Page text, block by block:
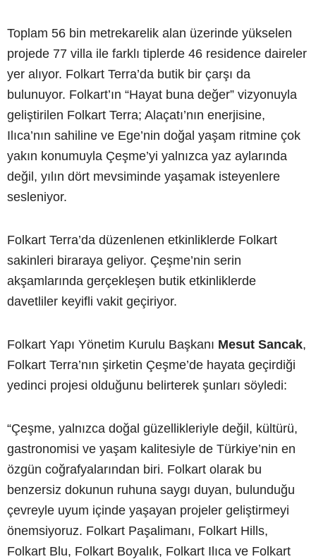
Toplam 56 bin metrekarelik alan üzerinde yükselen
projede 77 villa ile farklı tiplerde 46 residence daireler
yer alıyor. Folkart Terra’da butik bir çarşı da
bulunuyor. Folkart’ın “Hayat buna değer” vizyonuyla
geliştirilen Folkart Terra; Alaçatı’nın enerjisine,
Ilıca’nın sahiline ve Ege’nin doğal yaşam ritmine çok
yakın konumuyla Çeşme’yi yalnızca yaz aylarında
değil, yılın dört mevsiminde yaşamak isteyenlere
sesleniyor.
Folkart Terra’da düzenlenen etkinliklerde Folkart
sakinleri biraraya geliyor. Çeşme’nin serin
akşamlarında gerçekleşen butik etkinliklerde
davetliler keyifli vakit geçiriyor.
Folkart Yapı Yönetim Kurulu Başkanı Mesut Sancak,
Folkart Terra’nın şirketin Çeşme’de hayata geçirdiği
yedinci projesi olduğunu belirterek şunları söyledi:
“Çeşme, yalnızca doğal güzellikleriyle değil, kültürü,
gastronomisi ve yaşam kalitesiyle de Türkiye’nin en
özgün coğrafyalarından biri. Folkart olarak bu
benzersiz dokunun ruhuna saygı duyan, bulunduğu
çevreyle uyum içinde yaşayan projeler geliştirmeyi
önemsiyoruz. Folkart Paşalimanı, Folkart Hills,
Folkart Blu, Folkart Boyalık, Folkart Ilıca ve Folkart